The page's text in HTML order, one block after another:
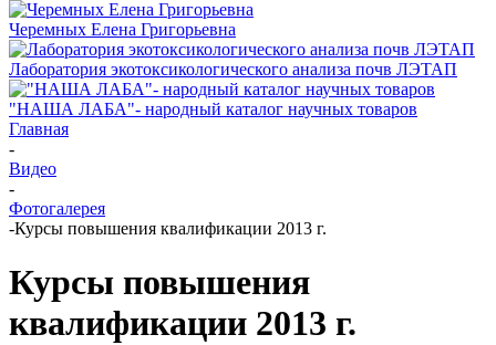
Черемных Елена Григорьевна
Лаборатория экотоксикологического анализа почв ЛЭТАП
"НАША ЛАБА"- народный каталог научных товаров
Главная
-
Видео
-
Фотогалерея
-Курсы повышения квалификации 2013 г.
Курсы повышения
квалификации 2013 г.